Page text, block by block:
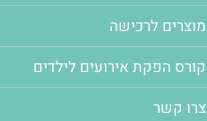
מוצרים לרכישה
קורס הפקת אירועים לילדים
צרו קשר